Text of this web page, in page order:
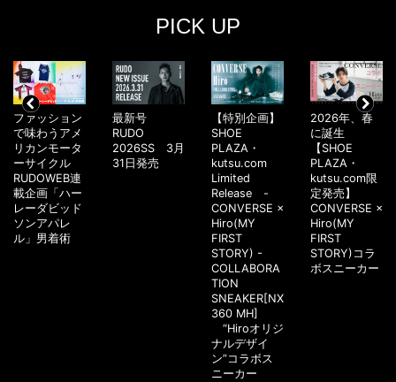
PICK UP
ファッション
で味わうアメ
リカンモータ
ーサイクル
RUDOWEB連
載企画「ハー
レーダビッド
ソンアパレ
ル」男着術
最新号
RUDO
2026SS 3月
31日発売
【特別企画】
SHOE
PLAZA・
kutsu.com
Limited
Release -
CONVERSE ×
Hiro(MY
FIRST
STORY) -
COLLABORA
TION
SNEAKER[NX
360 MH]
“Hiroオリジ
ナルデザイ
ン”コラボス
ニーカー
2026年、春
に誕生
【SHOE
PLAZA・
kutsu.com限
定発売】
CONVERSE ×
Hiro(MY
FIRST
STORY)コラ
ボスニーカー